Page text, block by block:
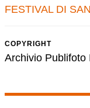
FESTIVAL DI
COPYRIGHT
Archivio Publifoto